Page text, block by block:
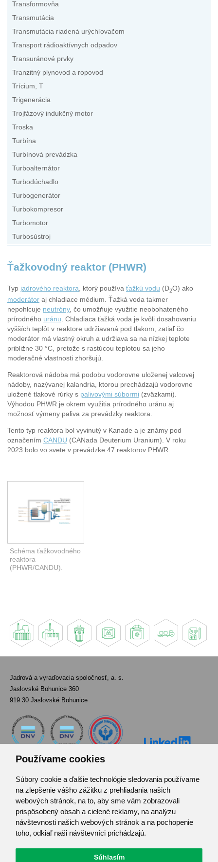
Používame cookies
Súbory cookie a ďalšie technológie sledovania používame
na zlepšenie vášho zážitku z prehliadania našich
webových stránok, na to, aby sme vám zobrazovali
prispôsobený obsah a cielené reklamy, na analýzu
návštevnosti našich webových stránok a na pochopenie
toho, odkiaľ naši návštevníci prichádzajú.
Súhlasím
Transformovňa
Transmutácia
Transmutácia riadená urýchľovačom
Transport rádioaktívnych odpadov
Transuránové prvky
Tranzitný plynovod a ropovod
Trícium, T
Trigenerácia
Trojfázový indukčný motor
Troska
Turbína
Turbínová prevádzka
Turboalternátor
Turbodúchadlo
Turbogenerátor
Turbokompresor
Turbomotor
Turbosústroj
Ťažkovodný reaktor (PHWR)
Typ jadrového reaktora , ktorý používa ťažkú vodu (D2O) ako
moderátor aj chladiace médium. Ťažká voda takmer
nepohlcuje neutróny, čo umožňuje využitie neobohateného
prírodného uránu. Chladiaca ťažká voda je kvôli dosahovaniu
vyšších teplôt v reaktore udržiavaná pod tlakom, zatiaľ čo
moderátor má vlastný okruh a udržiava sa na nízkej teplote
približne 30 °C, pretože s rastúcou teplotou sa jeho
moderačné vlastnosti zhoršujú.
Reaktorová nádoba má podobu vodorovne uloženej valcovej
nádoby, nazývanej kalandria, ktorou prechádzajú vodorovne
uložené tlakové rúrky s palivovými súbormi (zväzkami).
Výhodou PHWR je okrem využitia prírodného uránu aj
možnosť výmeny paliva za prevádzky reaktora.
Tento typ reaktora bol vyvinutý v Kanade a je známy pod
označením CANDU (CANada Deuterium Uranium). V roku
2023 bolo vo svete v prevádzke 47 reaktorov PHWR.
Schéma ťažkovodného
reaktora
(PHWR/CANDU).
Jadrová a vyraďovacia spoločnosť, a. s.
Jaslovské Bohunice 360
919 30 Jaslovské Bohunice
Kontakt
Pozvánka do infocentra
Zoznam použitých skratiek
Mapa stránok
RSS
Centrum predvolieb cookies